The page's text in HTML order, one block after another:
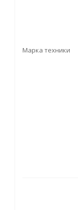
Марка техники